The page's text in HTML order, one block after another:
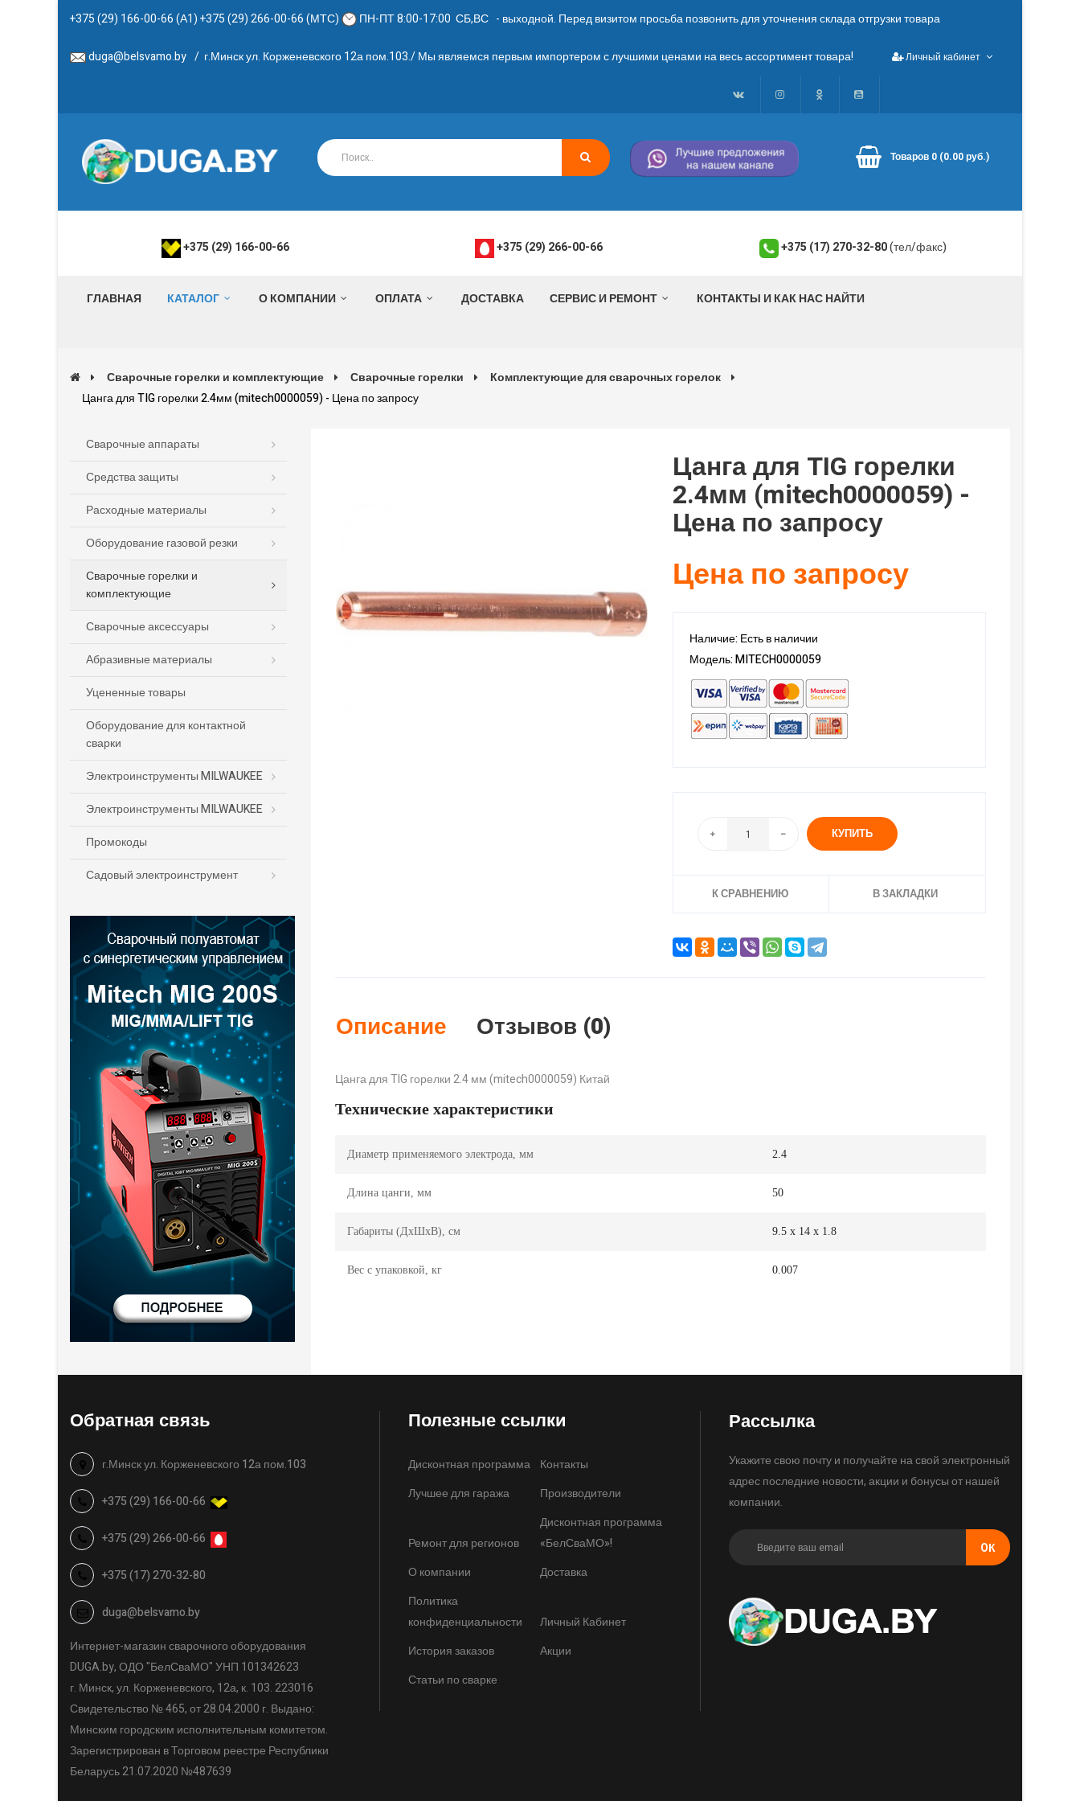
+375 (29) 166-00-66 (А1) +375 (29) 266-00-66 (МТС) ПН-ПТ 8:00-17:00 СБ,ВС - выходной. Перед визитом просьба позвонить для уточнения склада отгрузки товара
duga@belsvamo.by / г.Минск ул. Корженевского 12а пом.103./ Мы являемся первым импортером с лучшими ценами на весь ассортимент товара! Личный кабинет
Товаров 0 (0.00 руб.)
+375 (29) 166-00-66 +375 (29) 266-00-66 +375 (17) 270-32-80(тел/факс)
ГЛАВНАЯ КАТАЛОГ О КОМПАНИИ ОПЛАТА ДОСТАВКА СЕРВИС И РЕМОНТ КОНТАКТЫ И КАК НАС НАЙТИ
Сварочные горелки и комплектующие Сварочные горелки
Комплектующие для сварочных горелок
Цанга для TIG горелки 2.4мм (mitech0000059) - Цена по запросу
Сварочные аппараты
Средства защиты
Расходные материалы
Оборудование газовой резки
Сварочные горелки и
комплектующие
Сварочные аксессуары
Абразивные материалы
Уцененные товары
Оборудование для контактной
сварки
Электроинструменты MILWAUKEE
Электроинструменты MILWAUKEE
Промокоды
Садовый электроинструмент
Цанга для TIG горелки
2.4мм (mitech0000059) -
Цена по запросу
Цена по запросу
Наличие: Есть в наличии
Модель: MITECH0000059
КУПИТЬ
К СРАВНЕНИЮ В ЗАКЛАДКИ
Описание Отзывов (0)
Цанга для TIG горелки 2.4 мм (mitech0000059) Китай
Технические характеристики
Диаметр применяемого электрода, мм 2.4
Длина цанги, мм 50
Габариты (ДхШхВ), см 9.5 x 14 x 1.8
Вес с упаковкой, кг 0.007
Обратная связь
г.Минск ул. Корженевского 12а пом.103
+375 (29) 166-00-66
+375 (29) 266-00-66
+375 (17) 270-32-80
duga@belsvamo.by
Интернет-магазин сварочного оборудования
DUGA.by, ОДО "БелСваМО" УНП 101342623
г. Минск, ул. Корженевского, 12а, к. 103. 223016
Свидетельство № 465, от 28.04.2000 г. Выдано:
Минским городским исполнительным комитетом.
Зарегистрирован в Торговом реестре Республики
Беларусь 21.07.2020 №487639
Полезные ссылки
Дисконтная программа
Контакты
Лучшее для гаража
Производители
Ремонт для регионов
Дисконтная программа
«БелСваМО»!
О компании
Доставка
Политика
конфиденциальности
Личный Кабинет
История заказов
Акции
Статьи по сварке
Рассылка
Укажите свою почту и получайте на свой электронный
адрес последние новости, акции и бонусы от нашей
компании.
OК